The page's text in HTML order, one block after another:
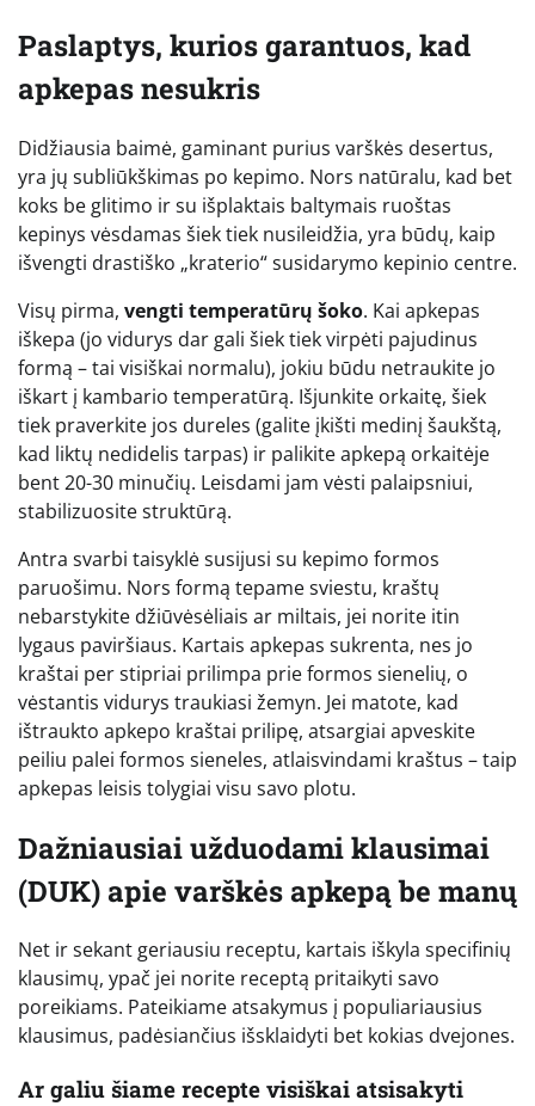
Paslaptys, kurios garantuos, kad
apkepas nesukris
Didžiausia baimė, gaminant purius varškės desertus,
yra jų subliūkškimas po kepimo. Nors natūralu, kad bet
koks be glitimo ir su išplaktais baltymais ruoštas
kepinys vėsdamas šiek tiek nusileidžia, yra būdų, kaip
išvengti drastiško „kraterio“ susidarymo kepinio centre.
Visų pirma, vengti temperatūrų šoko. Kai apkepas
iškepa (jo vidurys dar gali šiek tiek virpėti pajudinus
formą – tai visiškai normalu), jokiu būdu netraukite jo
iškart į kambario temperatūrą. Išjunkite orkaitę, šiek
tiek praverkite jos dureles (galite įkišti medinį šaukštą,
kad liktų nedidelis tarpas) ir palikite apkepą orkaitėje
bent 20-30 minučių. Leisdami jam vėsti palaipsniui,
stabilizuosite struktūrą.
Antra svarbi taisyklė susijusi su kepimo formos
paruošimu. Nors formą tepame sviestu, kraštų
nebarstykite džiūvėsėliais ar miltais, jei norite itin
lygaus paviršiaus. Kartais apkepas sukrenta, nes jo
kraštai per stipriai prilimpa prie formos sienelių, o
vėstantis vidurys traukiasi žemyn. Jei matote, kad
ištraukto apkepo kraštai prilipę, atsargiai apveskite
peiliu palei formos sieneles, atlaisvindami kraštus – taip
apkepas leisis tolygiai visu savo plotu.
Dažniausiai užduodami klausimai
(DUK) apie varškės apkepą be manų
Net ir sekant geriausiu receptu, kartais iškyla specifinių
klausimų, ypač jei norite receptą pritaikyti savo
poreikiams. Pateikiame atsakymus į populiariausius
klausimus, padėsiančius išsklaidyti bet kokias dvejones.
Ar galiu šiame recepte visiškai atsisakyti